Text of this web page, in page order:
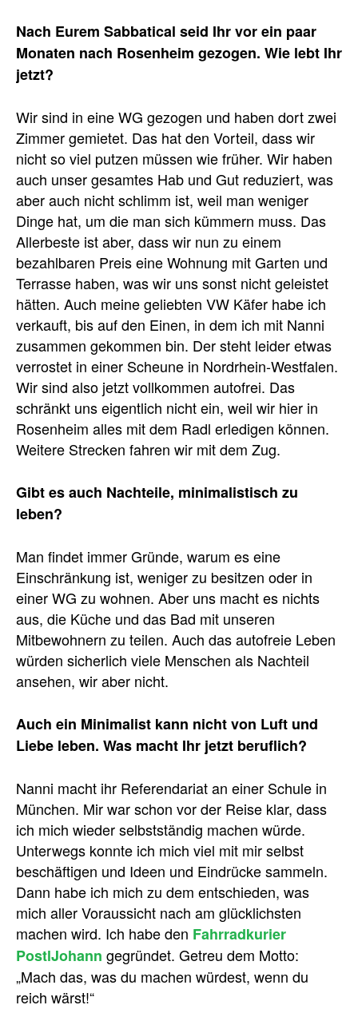
Nach Eurem Sabbatical seid Ihr vor ein paar
Monaten nach Rosenheim gezogen. Wie lebt Ihr
jetzt?
Wir sind in eine WG gezogen und haben dort zwei
Zimmer gemietet. Das hat den Vorteil, dass wir
nicht so viel putzen müssen wie früher. Wir haben
auch unser gesamtes Hab und Gut reduziert, was
aber auch nicht schlimm ist, weil man weniger
Dinge hat, um die man sich kümmern muss. Das
Allerbeste ist aber, dass wir nun zu einem
bezahlbaren Preis eine Wohnung mit Garten und
Terrasse haben, was wir uns sonst nicht geleistet
hätten. Auch meine geliebten VW Käfer habe ich
verkauft, bis auf den Einen, in dem ich mit Nanni
zusammen gekommen bin. Der steht leider etwas
verrostet in einer Scheune in Nordrhein-Westfalen.
Wir sind also jetzt vollkommen autofrei. Das
schränkt uns eigentlich nicht ein, weil wir hier in
Rosenheim alles mit dem Radl erledigen können.
Weitere Strecken fahren wir mit dem Zug.
Gibt es auch Nachteile, minimalistisch zu
leben?
Man findet immer Gründe, warum es eine
Einschränkung ist, weniger zu besitzen oder in
einer WG zu wohnen. Aber uns macht es nichts
aus, die Küche und das Bad mit unseren
Mitbewohnern zu teilen. Auch das autofreie Leben
würden sicherlich viele Menschen als Nachteil
ansehen, wir aber nicht.
Auch ein Minimalist kann nicht von Luft und
Liebe leben. Was macht Ihr jetzt beruflich?
Nanni macht ihr Referendariat an einer Schule in
München. Mir war schon vor der Reise klar, dass
ich mich wieder selbstständig machen würde.
Unterwegs konnte ich mich viel mit mir selbst
beschäftigen und Ideen und Eindrücke sammeln.
Dann habe ich mich zu dem entschieden, was
mich aller Voraussicht nach am glücklichsten
machen wird. Ich habe den Fahrradkurier
PostlJohann gegründet. Getreu dem Motto:
„Mach das, was du machen würdest, wenn du
reich wärst!“